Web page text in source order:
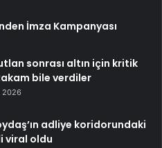
İmza Kampanyası
sonrası altın için kritik
bile verdiler
2026
adliye koridorundaki
viral oldu